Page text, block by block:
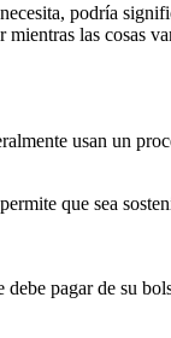
podría
las cosas
usan un
que sea
pagar de su